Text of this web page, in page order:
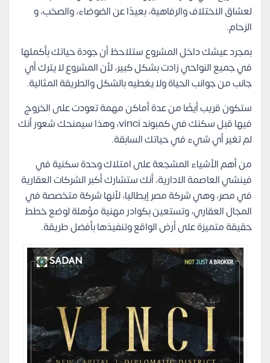
لعشاق الاختلاف والرفاهية، بعيدًا عن الضوضاء، والصخب، و
الزحام.
بمجرد عيشك داخل المشروع ستلاحظ أن جودة حياتك بأكملها
في جميع النواحي زادت بشكل كبير، لأن المشروع لا يترك أي
جانب من جوانب الحياة ولا يغطيه بالشكل والطريقة المثالية.
ستكون قريب أيضًا من عدة أماكن مهمة تعودت على الخروج
فيها قبل سكنك في كمبوند vinci، وهذا سيمنحك شعور أنك
لم تغير أي شيء في حياتك السابقة.
من أهم الأشياء المشجعة على امتلاك وحدة سكنية في
فينشي العاصمة الادارية، أنك ستشارك أكبر الشركات العقارية
في مصر، وهي شركة مصر إيطاليا، لأنها شركة متخصصة في
المجال العقاري، وتستعين بكوادر مهنية مؤهلة لوضع خطط
حقيقة متميزة على أرض الواقع وتنفيذها بأفضل طريقة.